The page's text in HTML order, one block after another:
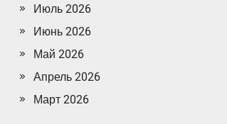
Июль 2026
Июнь 2026
Май 2026
Апрель 2026
Март 2026